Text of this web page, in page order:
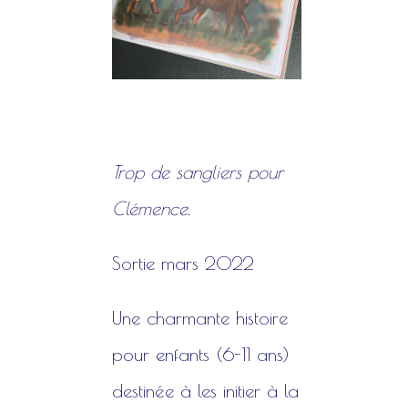
Trop de sangliers pour
Clémence.
Sortie mars 2022
Une charmante histoire
pour enfants (6-11 ans)
destinée à les initier à la